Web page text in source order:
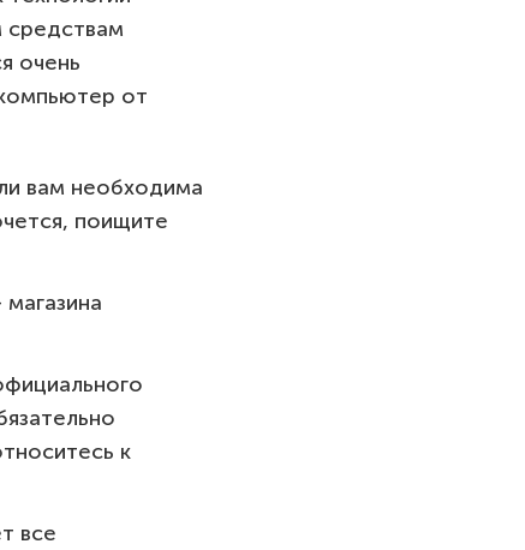
средствам
очень
от
вам необходима
поищите
к
все